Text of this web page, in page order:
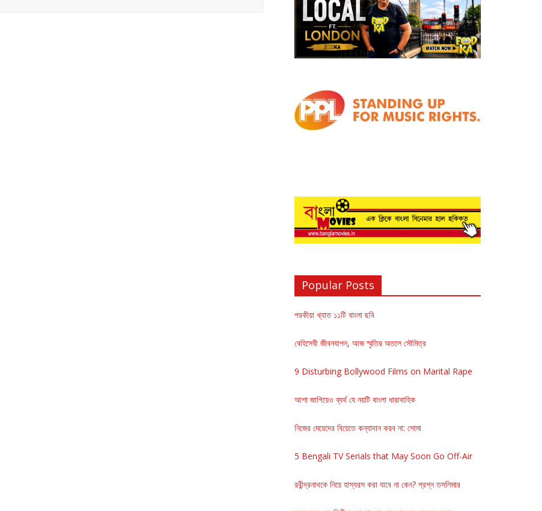
Popular Posts
পরকীয়া খ্যাত ১১টি বাংলা ছবি
বেহিসেবী জীবনযাপন, আজ স্মৃতির অতলে সৌমিত্র
9 Disturbing Bollywood Films on Marital Rape
আশা জাগিয়েও ব্যর্থ যে নয়টি বাংলা ধারাবাহিক
নিজের মেয়েদের বিয়েতে কন্যাদান করব না: সোমা
5 Bengali TV Serials that May Soon Go Off-Air
রবীন্দ্রনাথকে নিয়ে হাস্যরস করা যাবে না কেন? প্রশ্ন তসলিমার